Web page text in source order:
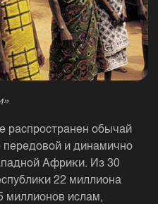
распространен обычай
передовой и динамично
Африки. Из 30
22 миллиона
миллионов ислам,